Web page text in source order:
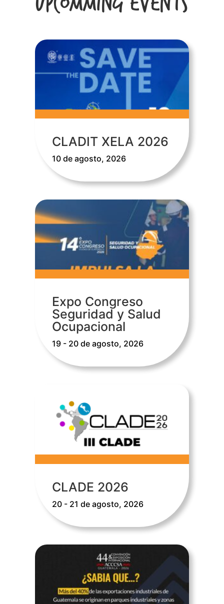
CLADIT XELA 2026
10 de agosto, 2026
Expo Congreso
Seguridad y Salud
Ocupacional
19 - 20 de agosto, 2026
CLADE 2026
20 - 21 de agosto, 2026